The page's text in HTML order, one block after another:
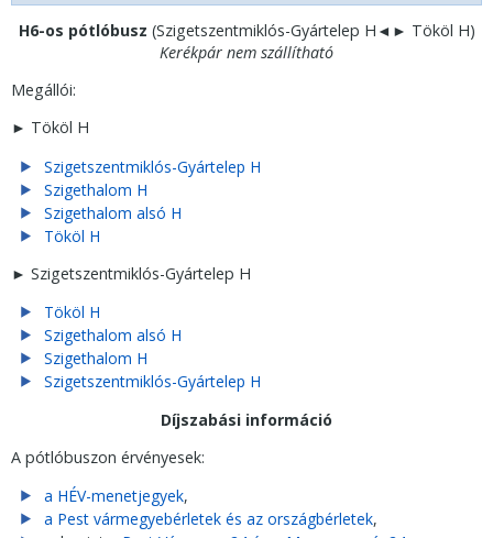
H6-os pótlóbusz (Szigetszentmiklós-Gyártelep H◄► Tököl H)
Kerékpár nem szállítható
Megállói:
► Tököl H
Szigetszentmiklós-Gyártelep H
Szigethalom H
Szigethalom alsó H
Tököl H
► Szigetszentmiklós-Gyártelep H
Tököl H
Szigethalom alsó H
Szigethalom H
Szigetszentmiklós-Gyártelep H
Díjszabási információ
A pótlóbuszon érvényesek:
a HÉV-menetjegyek,
a Pest vármegyebérletek és az országbérletek,